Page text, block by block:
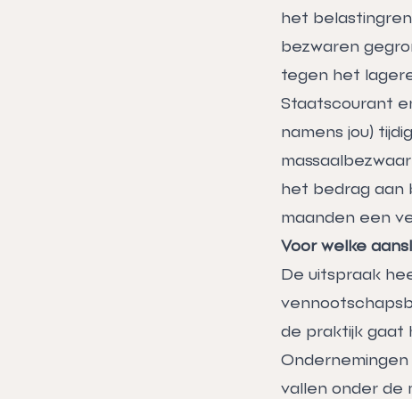
het
bezwaren
tegen het
Staatscourant
namens jou)
het bedrag aan
maanden een
Voor welke
De uitspraak
de praktijk gaat
vallen onder de